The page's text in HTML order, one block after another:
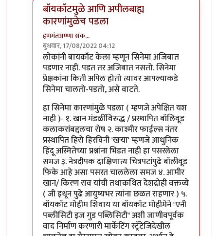
बॉयकॉटमुळे आणि अपीलबाह्य
कारणांमुळेच पडला
हणमंतअण्णा शंक…
बुधवार, 17/08/2022 04:12
In reply toनै नै. जोरात सुरु आहे.byप्रा.डॉ.दिलीप बिरुटे
लोकांनी बायकॉट केला म्हणून सिनेमा अजिबात
पडणार नाही. पडत तर अजिबात नसतो. सिनेमा
प्रेक्षकांना किती अपिल होतो त्यावर आपल्याकडे
सिनेमा चालतो-पडतो, असे वाटते.
हा सिनेमा कारणांमुळे पडला ( म्हणजे अपेक्षित यश
नाही )- १. खान मंडळींविरुद्ध / प्रस्थापित बॉलिवूड
कलाकरांबद्दलचा रोष २. काश्मीर फाईल्स नंतर
प्रस्थापित हिरो हिरविनी 'खर्‍या' म्हणजे आधुनिक
हिंदू अस्मितेच्या प्रश्नांना भिडत नाही हा पसरलेला
समज ३. नेत्रदीपक दाक्षिणात्य चित्रपटांपुढे बॉलीवूड
फिके आहे असा पसरत चाललेला समज ४. आमीर
खान/ किरण राव यांची तथाकथित देशद्रोही वक्तव्ये
( जी इथून पुढे आयुष्यभर त्यांना छळत राहणार ) ५.
बॉयकॉट मोहीम शिवाय या बॉयकॉट मोहीमेने "एनी
पब्लीसिटी इज गुड पब्लिसिटी" अशी जाणीवपूर्वक
वाद निर्माण करणारी मार्केटिंग स्ट्रॅटेजिदेखील